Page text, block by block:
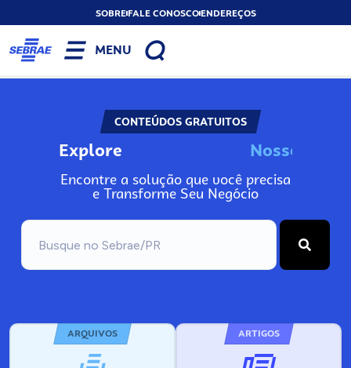
SOBREFALE CONOSCOENDEREÇOS
MENU
CONTEÚDOS GRATUITOS
Explore No
Encontre a solução que você precisa
e Transforme Seu Negócio
ARQUIVOS ARTIGOS